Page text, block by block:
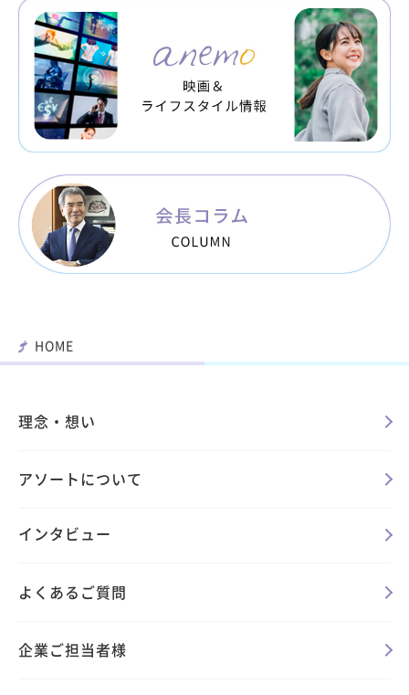
HOME
理念・想い
アソートについて
インタビュー
よくあるご質問
企業ご担当者様